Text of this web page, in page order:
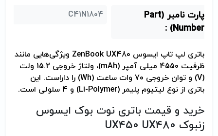
پارت نامبر (Part
Number) :
C41N1804
باتری لپ تاپ ایسوس ZenBook UX480 ویژگی‌هایی مانند
ظرفیت 4550 میلی آمپر (
mAh
)، ولتاژ خروجی 15.2 ولت
(
V) و توان خروجی 70 وات ساعت ( Wh) را داراست. این
باتری از نوع لیتیوم پلیمر (Li-Polymer) و 4 سلولی است.
خرید و قیمت باتری نوت بوک ایسوس
زنبوک UX450 UX480